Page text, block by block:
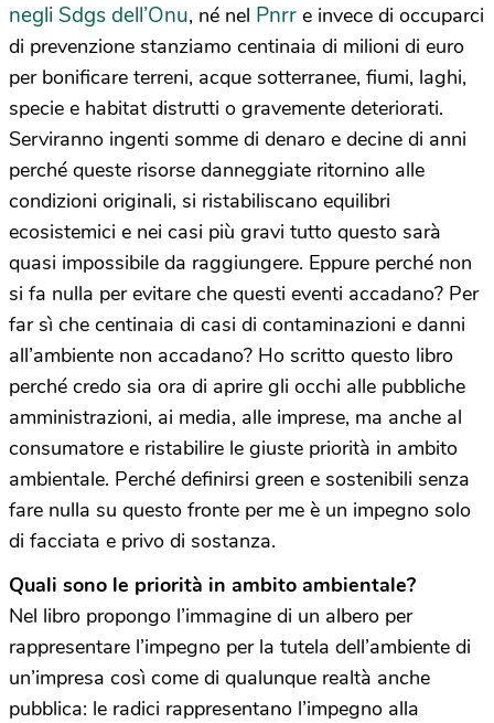
negli Sdgs dell’Onu, né nel Pnrr e invece di occuparci
di prevenzione stanziamo centinaia di milioni di euro
per bonificare terreni, acque sotterranee, fiumi, laghi,
specie e habitat distrutti o gravemente deteriorati.
Serviranno ingenti somme di denaro e decine di anni
perché queste risorse danneggiate ritornino alle
condizioni originali, si ristabiliscano equilibri
ecosistemici e nei casi più gravi tutto questo sarà
quasi impossibile da raggiungere. Eppure perché non
si fa nulla per evitare che questi eventi accadano? Per
far sì che centinaia di casi di contaminazioni e danni
all’ambiente non accadano? Ho scritto questo libro
perché credo sia ora di aprire gli occhi alle pubbliche
amministrazioni, ai media, alle imprese, ma anche al
consumatore e ristabilire le giuste priorità in ambito
ambientale. Perché definirsi green e sostenibili senza
fare nulla su questo fronte per me è un impegno solo
di facciata e privo di sostanza.
Quali sono le priorità in ambito ambientale?
Nel libro propongo l’immagine di un albero per
rappresentare l’impegno per la tutela dell’ambiente di
un’impresa così come di qualunque realtà anche
pubblica: le radici rappresentano l’impegno alla